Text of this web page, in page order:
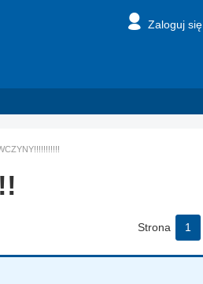
Zaloguj się
Strona 1